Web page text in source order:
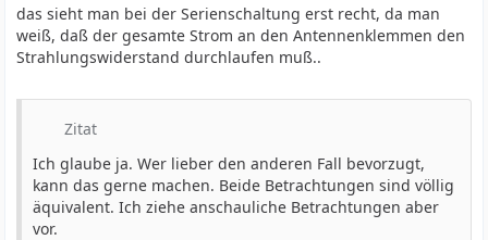
das sieht man bei der Serienschaltung erst recht, da man
weiß, daß der gesamte Strom an den Antennenklemmen den
Strahlungswiderstand durchlaufen muß..
Zitat
Ich glaube ja. Wer lieber den anderen Fall bevorzugt,
kann das gerne machen. Beide Betrachtungen sind völlig
äquivalent. Ich ziehe anschauliche Betrachtungen aber
vor.